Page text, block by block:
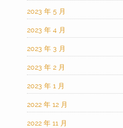
2023 年 5 月
2023 年 4 月
2023 年 3 月
2023 年 2 月
2023 年 1 月
2022 年 12 月
2022 年 11 月